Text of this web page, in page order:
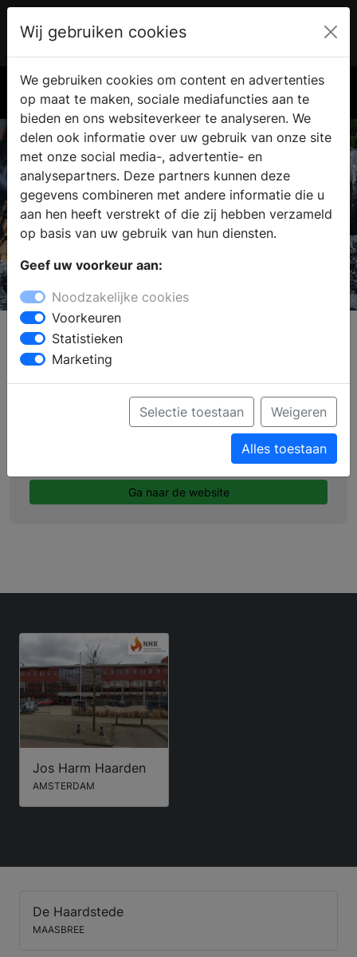
€ 0.00
Zeno Products
Producten
Verkooppunten
Brochure aanvragen
Ga naar de website
Jos Harm Haarden
AMSTERDAM
De Haardstede
MAASBREE
Wij gebruiken cookies
We gebruiken cookies om content en advertenties
op maat te maken, sociale mediafuncties aan te
bieden en ons websiteverkeer te analyseren. We
delen ook informatie over uw gebruik van onze site
met onze social media-, advertentie- en
analysepartners. Deze partners kunnen deze
gegevens combineren met andere informatie die u
aan hen heeft verstrekt of die zij hebben verzameld
op basis van uw gebruik van hun diensten.
Geef uw voorkeur aan:
Noodzakelijke cookies
Voorkeuren
Statistieken
Marketing
Selectie toestaan Weigeren
Alles toestaan